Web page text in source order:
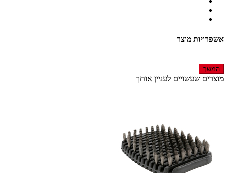
אשפרויות מוצר
המשך
מוצרים שעשויים לעניין אותך